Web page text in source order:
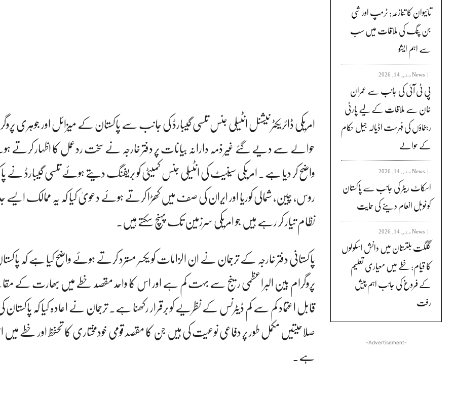
امریکی ڈائریکٹر نیشنل انٹیلی جنس تلسی گیبارڈ کی جانب سے پاکستان کے میزائل اور جوہری
حوالے سے دیے گئے غیر ذمہ دارانہ بیانات پر دفتر خارجہ نے سخت ردعمل کا اظہار کرتے
واضح کر دیا ہے۔ امریکی سینیٹ کی انٹیلی جنس کمیٹی کو بریفنگ دیتے ہوئے تلسی گیبارڈ نے
روس، چین، شمالی کوریا اور ایران کی صف میں کھڑا کرتے ہوئے دعویٰ کیا کہ یہ ممالک ایسے
نظام تیار کر رہے ہیں جو امریکی سرزمین تک پہنچ سکتے ہیں۔
پاکستانی دفتر خارجہ کے ترجمان نے ان الزامات کو یکسر مسترد کرتے ہوئے واضح کیا ہے کہ
پروگرام بین البراعظمی رینج سے بہت کم ہے اور اس کا واحد مقصد خطے میں بھارت کے
قابل اعتماد کم سے کم ڈیٹرنس کے نظریے کو برقرار رکھنا ہے۔ ترجمان نے اعادہ کیا کہ پاکستان
صلاحیتیں مکمل طور پر دفاعی نوعیت کی ہیں جن کا مقصد قومی خودمختاری کا تحفظ اور خطے
ہے۔
تائیوان کا تنازعہ: ٹرمپ اور شی
جن پنگ کی ملاقات میں سب
سے اہم ایشو
News مئی 14, 2026
پی ٹی آئی کی جانب سے عمران
خان سے ملاقات کے لیے پارٹی
رہنماؤں کی فہرست اڈیالہ جیل حکام
کے حوالے
News مئی 14, 2026
اسکاٹ ریٹر کی جانب سے پاکستان
کو نوبل انعام دینے کی حمایت
News مئی 14, 2026
گلگت بلتستان میں دانش اسکولوں
کا قیام: خطے میں معیاری تعلیم
کے فروغ کی جانب اہم پیش
رفت
-Advertisement-